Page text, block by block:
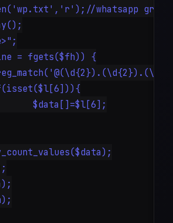
whatsapp grup
= fgets($fh)) {